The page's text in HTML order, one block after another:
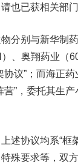
也已获相关部门
分别与新华制药
）、奥翔药业 （
协议”；而海正药
营”，委托其生产
协议均系“框
殊要求等，双